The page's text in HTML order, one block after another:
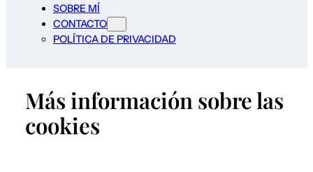
SOBRE MÍ
CONTACTO
POLÍTICA DE PRIVACIDAD
Más información sobre las
cookies